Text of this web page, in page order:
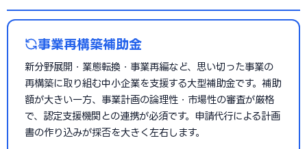
事業再構築補助金
新分野展開・業態転換・事業再編など、思い切った事業の
再構築に取り組む中小企業を支援する大型補助金です。補助
額が大きい一方、事業計画の論理性・市場性の審査が厳格
で、認定支援機関との連携が必須です。申請代行による計画
書の作り込みが採否を大きく左右します。